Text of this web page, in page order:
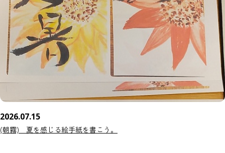
2026.07.15
(朝霧) 夏を感じる絵手紙を書こう。